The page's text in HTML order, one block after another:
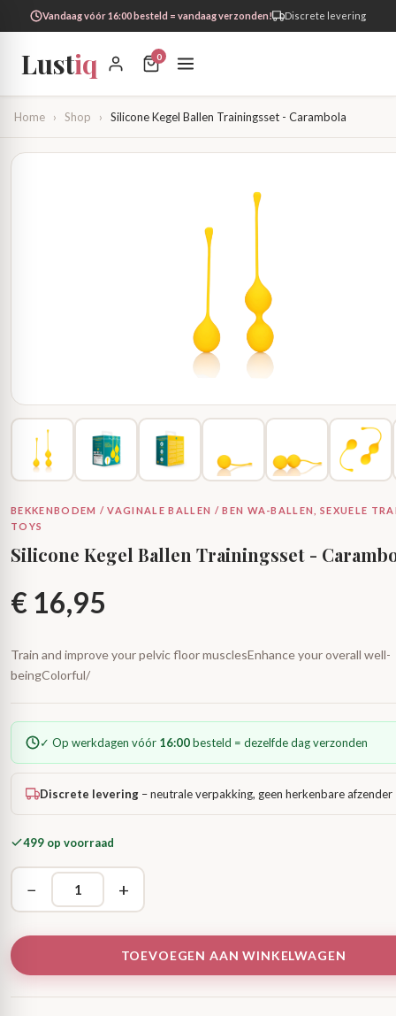
Vandaag vóór 16:00 besteld = vandaag verzonden! Discrete levering
Lustiq 0
Home › Shop › Silicone Kegel Ballen Trainingsset - Carambola
BEKKENBODEM / VAGINALE BALLEN / BEN WA-BALLEN, SEXUELE
TOYS
Silicone Kegel Ballen Trainingsset -
€ 16,95
Train and improve your pelvic floor musclesEnhance your overall well-
beingColorful/
✓ Op werkdagen vóór 16:00besteld = dezelfde dag verzonden
Discrete levering – neutrale verpakking, geen herkenbare afzender
499 op voorraad
− +
TOEVOEGEN AAN WINKELWAGEN